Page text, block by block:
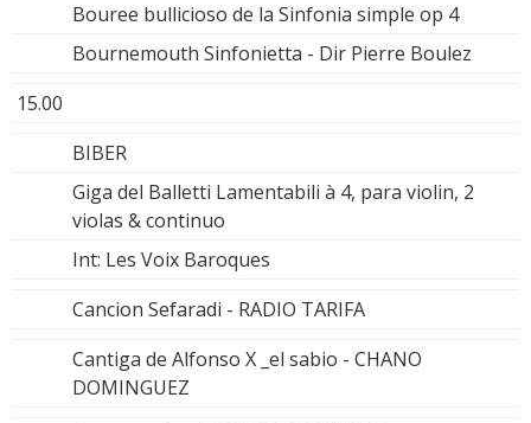
Bouree bullicioso de la Sinfonia simple op 4
Bournemouth Sinfonietta - Dir Pierre Boulez
15.00
BIBER
Giga del Balletti Lamentabili à 4, para violin, 2
violas & continuo
Int: Les Voix Baroques
Cancion Sefaradi - RADIO TARIFA
Cantiga de Alfonso X _el sabio - CHANO
DOMINGUEZ